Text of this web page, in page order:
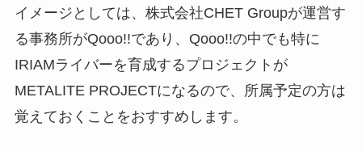
イメージとしては、株式会社CHET Groupが運営す
る事務所がQooo!!であり、Qooo!!の中でも特に
IRIAMライバーを育成するプロジェクトが
METALITE PROJECTになるので、所属予定の方は
覚えておくことをおすすめします。